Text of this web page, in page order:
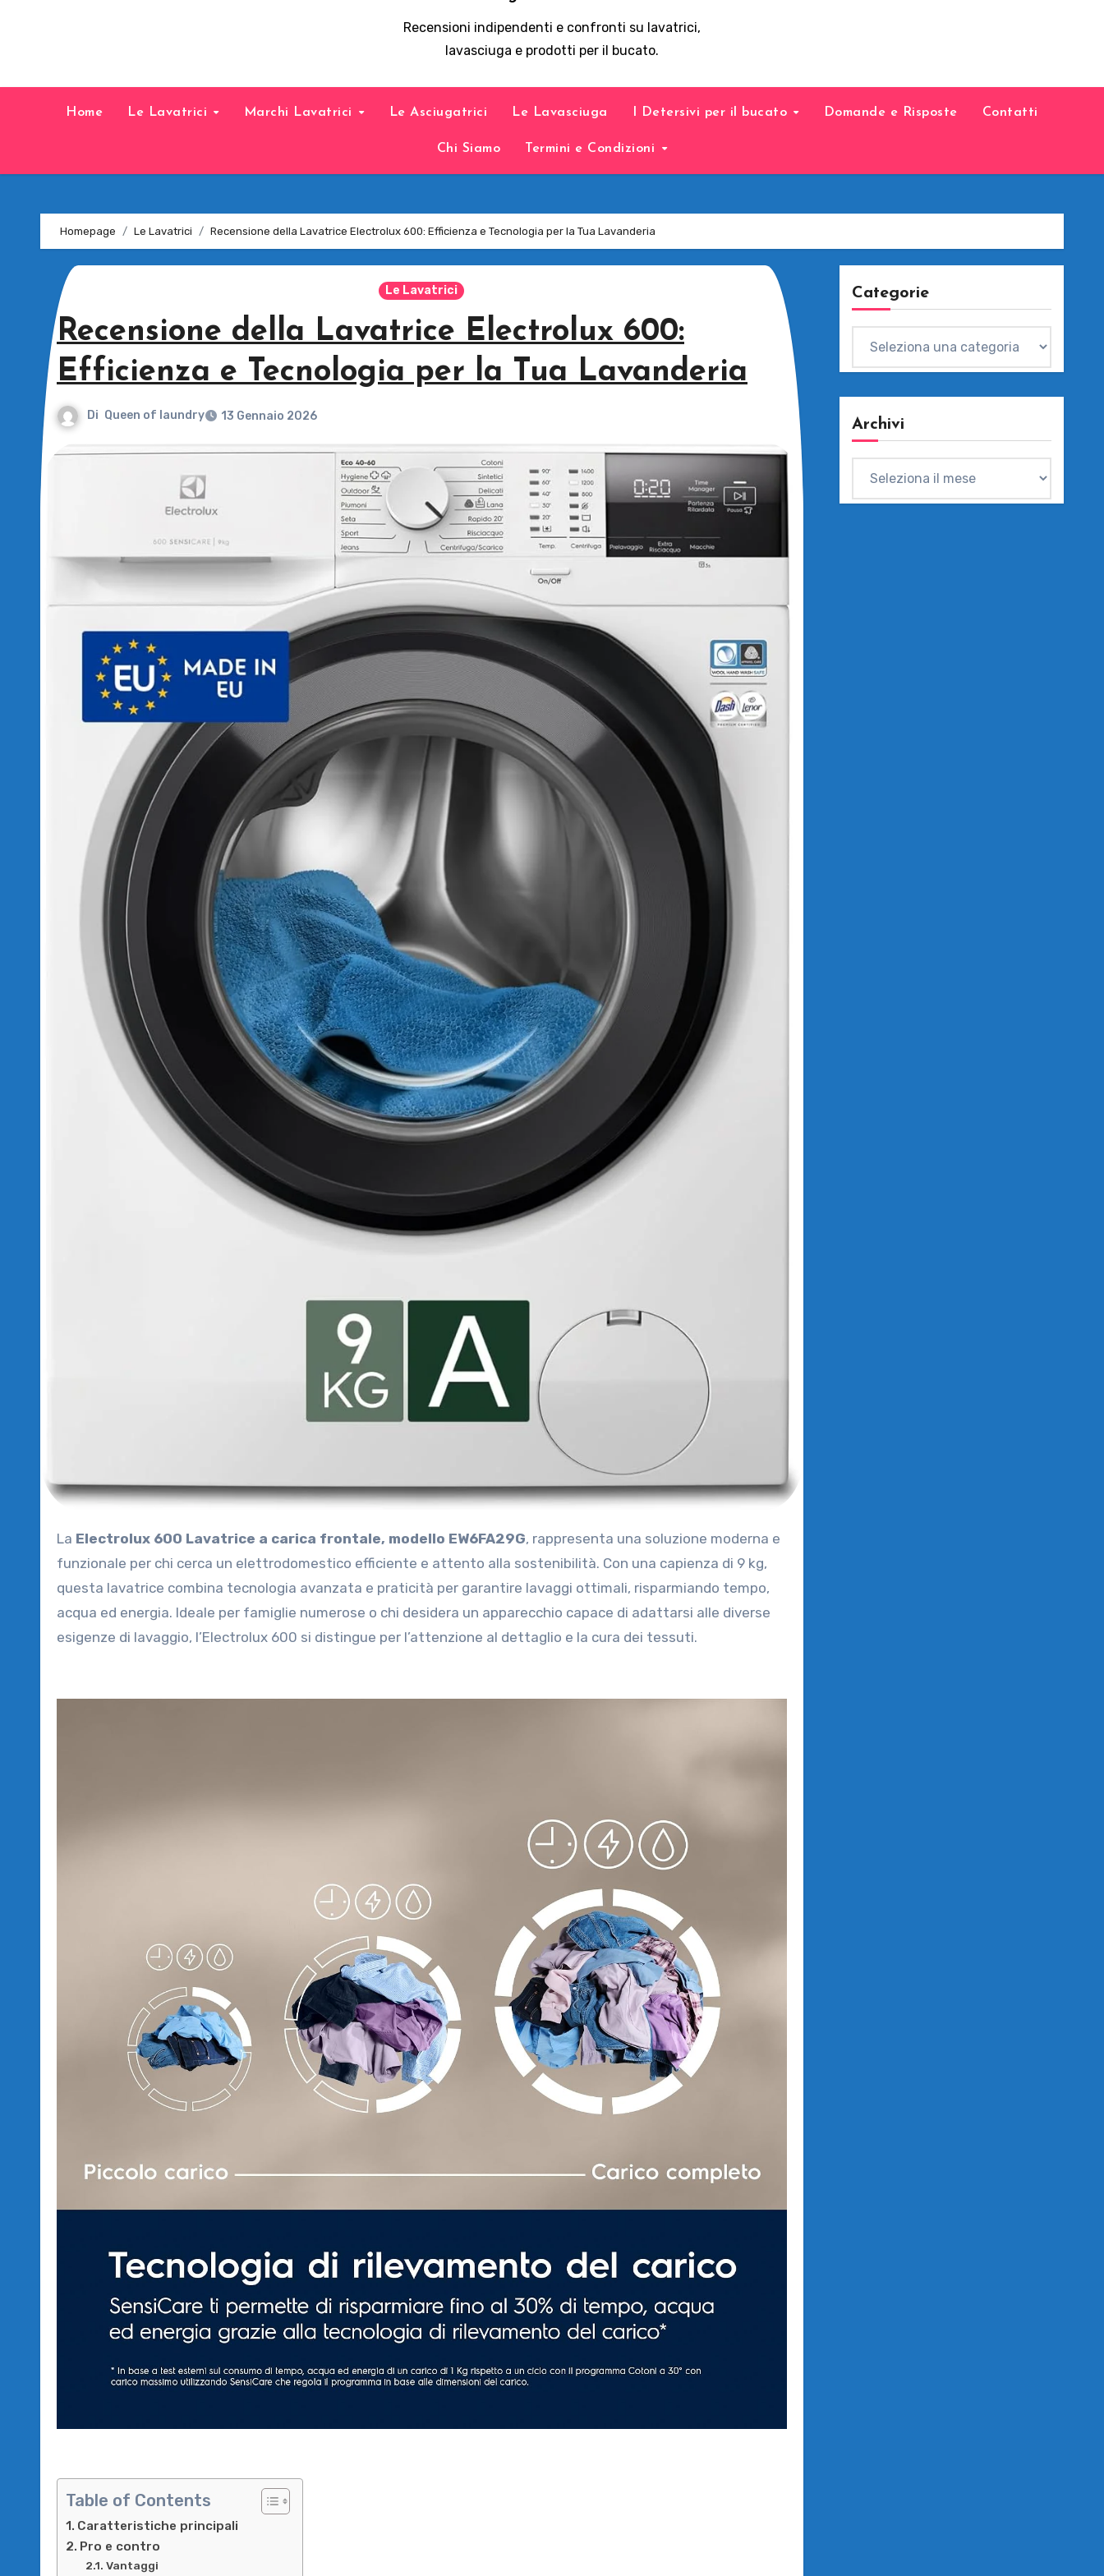
Recensioni indipendenti e confronti su lavatrici,
lavasciuga e prodotti per il bucato.
Home Le Lavatrici Marchi Lavatrici Le Asciugatrici Le Lavasciuga I Detersivi per il bucato Domande e Risposte Contatti
Chi Siamo Termini e Condizioni
Homepage Le Lavatrici Recensione della Lavatrice Electrolux 600: Efficienza e Tecnologia per la Tua Lavanderia
Le Lavatrici
Recensione della Lavatrice Electrolux 600:
Efficienza e Tecnologia per la Tua Lavanderia
Di Queen of laundry 13 Gennaio 2026
La Electrolux 600 Lavatrice a carica frontale, modello EW6FA29G, rappresenta una soluzione moderna e
funzionale per chi cerca un elettrodomestico efficiente e attento alla sostenibilità. Con una capienza di 9 kg,
questa lavatrice combina tecnologia avanzata e praticità per garantire lavaggi ottimali, risparmiando tempo,
acqua ed energia. Ideale per famiglie numerose o chi desidera un apparecchio capace di adattarsi alle diverse
esigenze di lavaggio, l’Electrolux 600 si distingue per l’attenzione al dettaglio e la cura dei tessuti.
Table of Contents
Caratteristiche principali
Pro e contro
Vantaggi
Categorie
Archivi